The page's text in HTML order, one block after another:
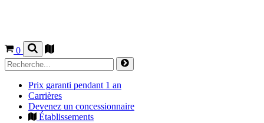
0
Prix garanti pendant 1 an
Carrières
Devenez un concessionnaire
Établissements